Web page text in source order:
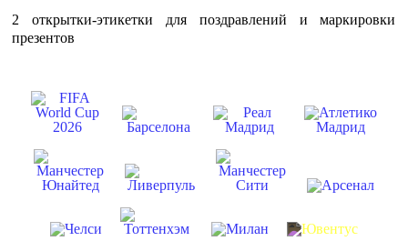
2 открытки-этикетки для поздравлений и маркировки
презентов